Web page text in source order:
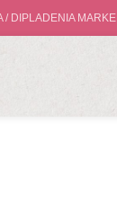
/ DIPLADENIA MARKE